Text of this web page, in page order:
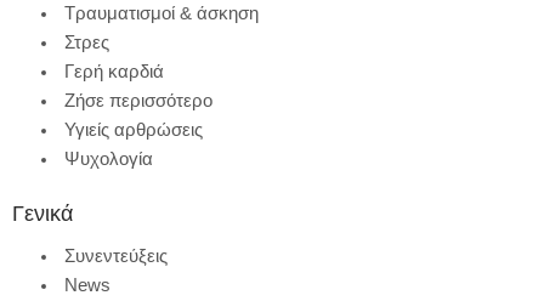
Τραυματισμοί & άσκηση
Στρες
Γερή καρδιά
Ζήσε περισσότερο
Υγιείς αρθρώσεις
Ψυχολογία
Γενικά
Συνεντεύξεις
News